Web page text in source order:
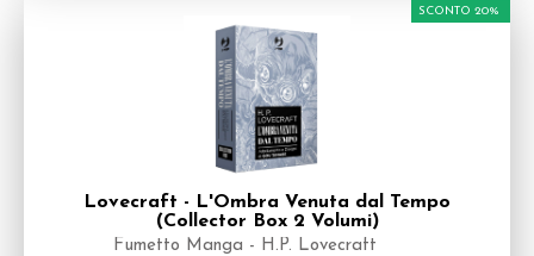
Lovecraft - L'Ombra Venuta dal Tempo
(Collector Box 2 Volumi)
Fumetto Manga - H.P. Lovecraft
SCONTO 20%